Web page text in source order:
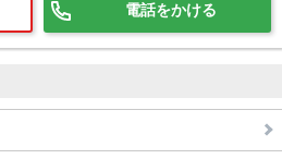
電話をかける